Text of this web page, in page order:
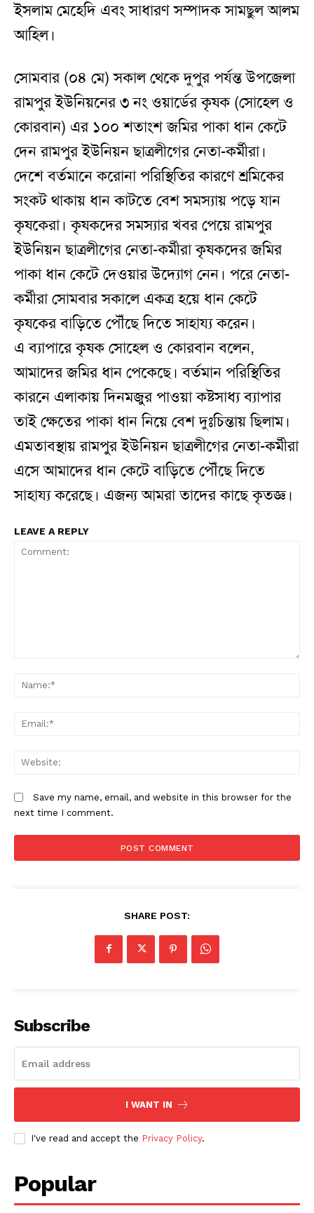
ইসলাম মেহেদি এবং সাধারণ সম্পাদক সামছুল আলম
আহিল।
সোমবার (০৪ মে) সকাল থেকে দুপুর পর্যন্ত উপজেলা
রামপুর ইউনিয়নের ৩ নং ওয়ার্ডের কৃষক (সোহেল ও
কোরবান) এর ১০০ শতাংশ জমির পাকা ধান কেটে
দেন রামপুর ইউনিয়ন ছাত্রলীগের নেতা-কর্মীরা।
দেশে বর্তমানে করোনা পরিস্থিতির কারণে শ্রমিকের
সংকট থাকায় ধান কাটতে বেশ সমস্যায় পড়ে যান
কৃষকেরা। কৃষকদের সমস্যার খবর পেয়ে রামপুর
ইউনিয়ন ছাত্রলীগের নেতা-কর্মীরা কৃষকদের জমির
পাকা ধান কেটে দেওয়ার উদ্যোগ নেন। পরে নেতা-
কর্মীরা সোমবার সকালে একত্র হয়ে ধান কেটে
কৃষকের বাড়িতে পৌঁছে দিতে সাহায্য করেন।
এ ব্যাপারে কৃষক সোহেল ও কোরবান বলেন,
আমাদের জমির ধান পেকেছে। বর্তমান পরিস্থিতির
কারনে এলাকায় দিনমজুর পাওয়া কষ্টসাধ্য ব্যাপার
তাই ক্ষেতের পাকা ধান নিয়ে বেশ দু‌ঃচিন্তায় ছিলাম।
এমতাবস্থায় রামপুর ইউনিয়ন ছাত্রলীগের নেতা-কর্মীরা
এসে আমাদের ধান কেটে বাড়িতে পৌঁছে দিতে
সাহায্য করেছে। এজন্য আমরা তাদের কাছে কৃতজ্ঞ।
LEAVE A REPLY
Save my name, email, and website in this browser for the
next time I comment.
SHARE POST:
Subscribe
I WANT IN
I've read and accept the Privacy Policy.
Popular